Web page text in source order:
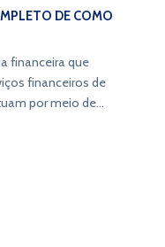
DE COMO
financeira que
financeiros de
por meio de
dinheiro.